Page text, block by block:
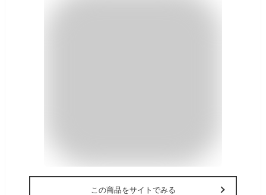
この商品をサイトでみる